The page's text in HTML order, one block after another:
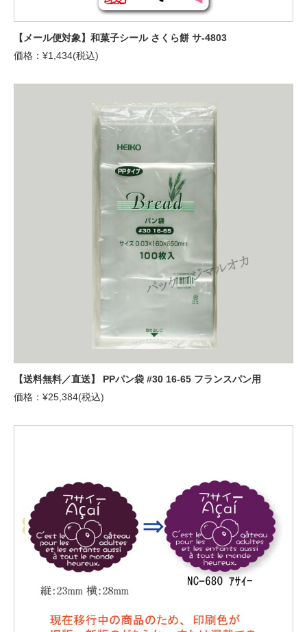
【メール便対象】和菓子シール さくら餅 サ-4803
価格：¥1,434(税込)
【送料無料／直送】 PPパン袋 #30 16-65 フランスパン用
価格：¥25,384(税込)